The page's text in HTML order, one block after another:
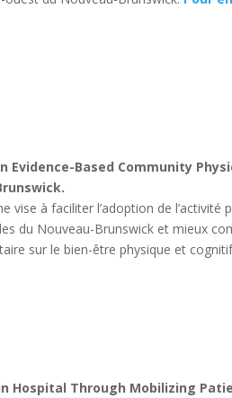
Evidence-Based Community
vise à faciliter l’adoption de
du Nouveau-Brunswick et mieux
sur le bien-être physique et
Hospital Through Mobilizing